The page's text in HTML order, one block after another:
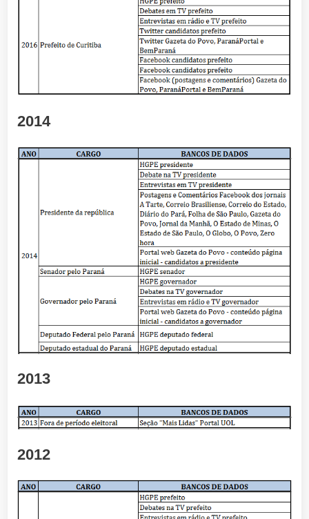
2014
2013
2012